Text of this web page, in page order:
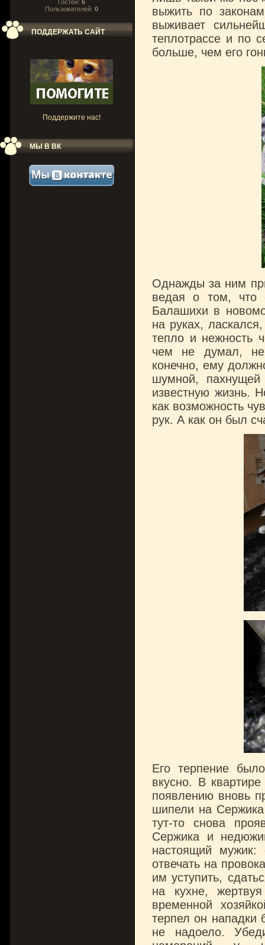
Гостей: 6
Пользователей: 0
ПОДДЕРЖАТЬ САЙТ
Поддержите нас!
МЫ В ВК
выжить по
выживает
теплотрассе и по
больше, чем его
Однажды за ним
ведая о том, что
Балашихи в
на руках,
тепло и нежность
чем не думал, не
конечно, ему
шумной,
известную жизнь.
как возможность
рук. А как он был
Его терпение
вкусно. В
появлению вновь
шипели на
тут-то снова
Сержика и
настоящий мужик:
отвечать на
им уступить,
на кухне,
временной
терпел он нападки
не надоело.